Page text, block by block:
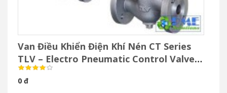
Van Điều Khiển Điện Khí Nén CT Series
TLV – Electro Pneumatic Control Valve
Cho Hơi Nước
0 đ